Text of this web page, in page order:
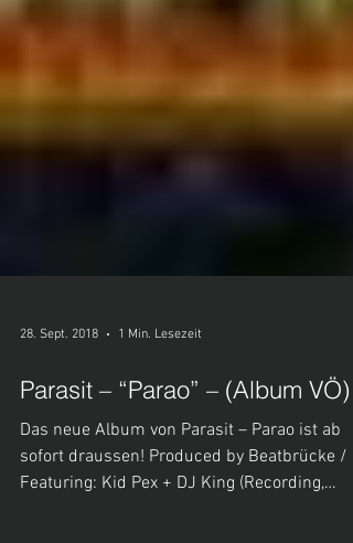
28. Sept. 2018 1 Min. Lesezeit
Parasit – “Parao” – (Album VÖ)
Das neue Album von Parasit – Parao ist ab